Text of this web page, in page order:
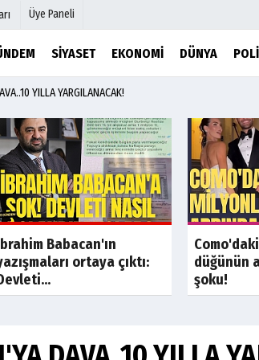
Üye Paneli
SIYASET EKONOMI DÜNYA
Video
Foto Galeri
Etkinlikler
YILLA YARGILANACAK!
Son Dakika
Babacan'ın
ortaya çıktı:
düğünün
şoku!